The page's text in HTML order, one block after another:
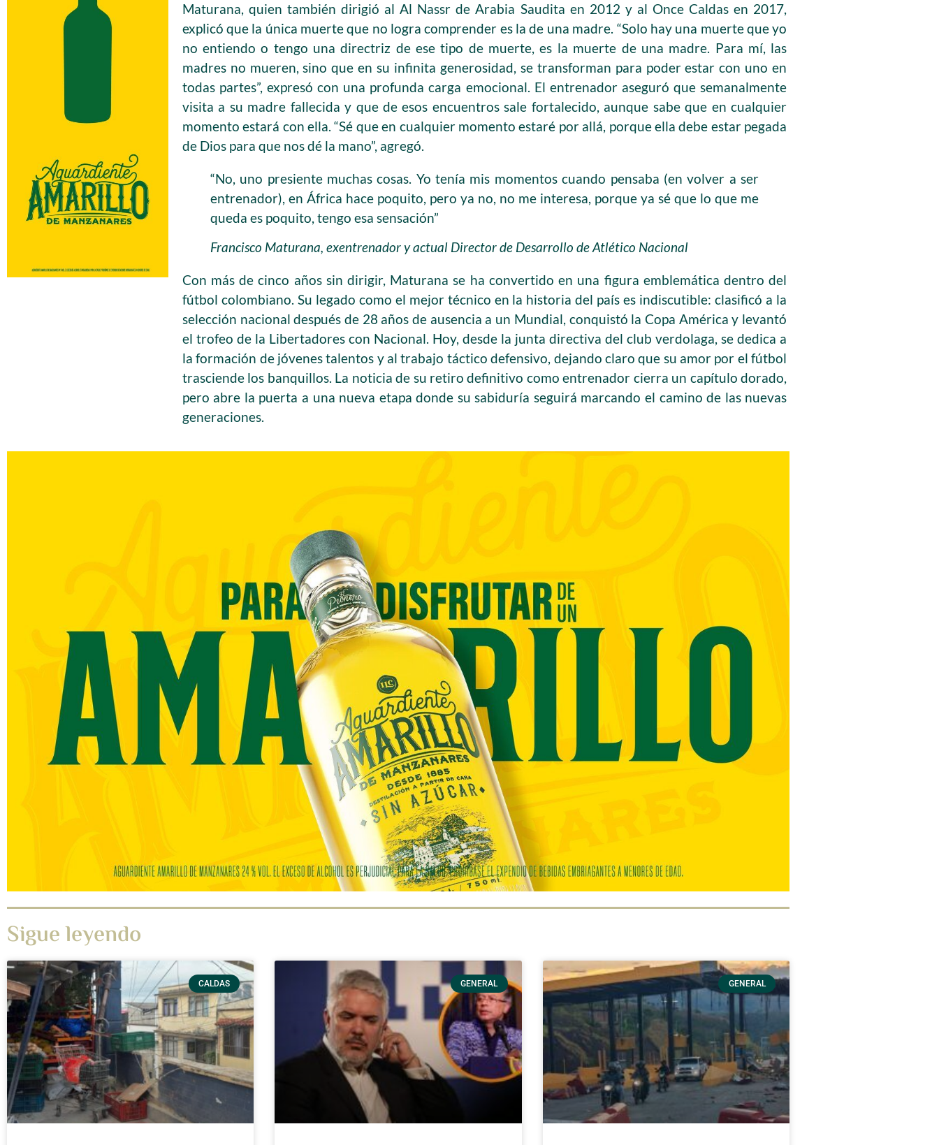
Maturana, quien también dirigió al Al Nassr de Arabia Saudita en 2012 y al Once Caldas en 2017,
explicó que la única muerte que no logra comprender es la de una madre. “Solo hay una muerte que yo
no entiendo o tengo una directriz de ese tipo de muerte, es la muerte de una madre. Para mí, las
madres no mueren, sino que en su infinita generosidad, se transforman para poder estar con uno en
todas partes”, expresó con una profunda carga emocional. El entrenador aseguró que semanalmente
visita a su madre fallecida y que de esos encuentros sale fortalecido, aunque sabe que en cualquier
momento estará con ella. “Sé que en cualquier momento estaré por allá, porque ella debe estar pegada
de Dios para que nos dé la mano”, agregó.
“No, uno presiente muchas cosas. Yo tenía mis momentos cuando pensaba (en volver a ser
entrenador), en África hace poquito, pero ya no, no me interesa, porque ya sé que lo que me
queda es poquito, tengo esa sensación”
Francisco Maturana, exentrenador y actual Director de Desarrollo de Atlético Nacional
Con más de cinco años sin dirigir, Maturana se ha convertido en una figura emblemática dentro del
fútbol colombiano. Su legado como el mejor técnico en la historia del país es indiscutible: clasificó a la
selección nacional después de 28 años de ausencia a un Mundial, conquistó la Copa América y levantó
el trofeo de la Libertadores con Nacional. Hoy, desde la junta directiva del club verdolaga, se dedica a
la formación de jóvenes talentos y al trabajo táctico defensivo, dejando claro que su amor por el fútbol
trasciende los banquillos. La noticia de su retiro definitivo como entrenador cierra un capítulo dorado,
pero abre la puerta a una nueva etapa donde su sabiduría seguirá marcando el camino de las nuevas
generaciones.
Sigue leyendo
CALDAS GENERAL GENERAL